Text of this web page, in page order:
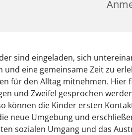
sind eingeladen, sich
und eine gemeinsame Zeit zu
für den Alltag mitnehmen. Hier
und Zweifel gesprochen
können die Kinder ersten
neue Umgebung und
sozialen Umgang und das